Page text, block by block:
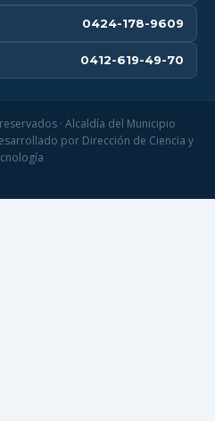
0424-178-9609
0412-619-49-70
· Alcaldía del Municipio
por Dirección de Ciencia y